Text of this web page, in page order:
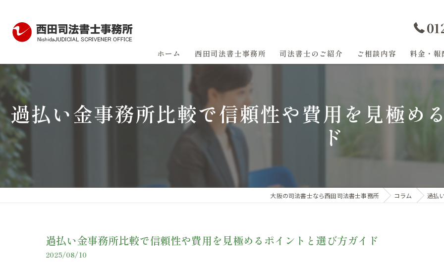
ホーム 西田司法書士事務所 司法書士のご紹介 ご相談内容
任意整理
料金・
過払い金事務所比較で信頼性や費用を見極め
ド
大阪の司法書士なら西田司法書士事務所 コラム 過払
過払い金事務所比較で信頼性や費用を見極めるポイントと選び方ガイド
2025/08/10